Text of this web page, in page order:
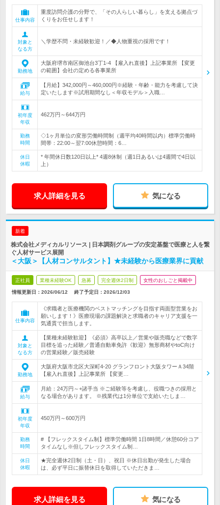
仕事内容
重度訪問介護の分野で、「その人らしい暮らし」を支える拠点づ
くりをお任せします！
対象と
なる方
＼学歴不問・未経験歓迎！／◆人物重視の採用です！
勤務地
大阪府堺市南区御池台3丁1-4 【雇入れ直後】上記事業所 【変更
の範囲】会社の定める各事業所
給与
【月給】342,000円～460,000円※経験・年齢・能力を考慮して決
定いたします※試用期間なし＜年収モデル＞入職…
初年度
年収
462万円～644万円
勤務
時間
◇1ヶ月単位の変形労働時間制（週平均40時間以内）標準労働時
間帯：22:00～翌7:00休憩時間：6…
休日
休暇
* 年間休日数120日以上* 4週8休制（週1日あるいは4週間で4日以
上）
求人詳細を見る 気になる
新着
株式会社メディカルリソース | 日本調剤グループの安定基盤で医療と人を繋
ぐ人材サービス展開
＜大阪＞【人材コンサルタント】★未経験から医療業界に貢献
正社員 業種未経験OK 急募 完全週休2日制 女性のおしごと掲載中
情報更新日：2026/06/12 終了予定日： 2026/12/03
仕事内容
《求職者と医療機関のベストマッチングを目指す両面型営業をお
願いします！》医療現場の課題解決と求職者のキャリア支援を一
気通貫で担当します。
対象と
なる方
【業種未経験歓迎】《必須》高卒以上／営業や販売職などで数字
目標を追った経験／普通自動車免許《歓迎》無形商材やtoC向け
の営業経験／販売経験
勤務地
大阪府大阪市北区大深町4-20 グランフロント大阪タワーＡ34階
【雇入れ直後】上記事業所 【変更…
給与
月給：24万円～+諸手当 ※ご経験等を考慮し、役職つきの採用と
なる場合があります。 ※残業代は1分単位で支給いたしま…
初年度
年収
450万円～600万円
勤務
時間
# 【フレックスタイム制】標準労働時間 1日8時間／休憩60分コア
タイムなし※但しフレックスタイム制…
休日
休暇
★完全週休2日制（土・日）、祝日 ※休日出勤が発生した場合
は、必ず平日に振替休日を取得していただきま…
求人詳細を見る 気になる